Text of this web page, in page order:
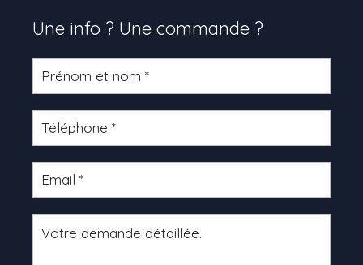
Une info ? Une commande ?
Formulaire
produit